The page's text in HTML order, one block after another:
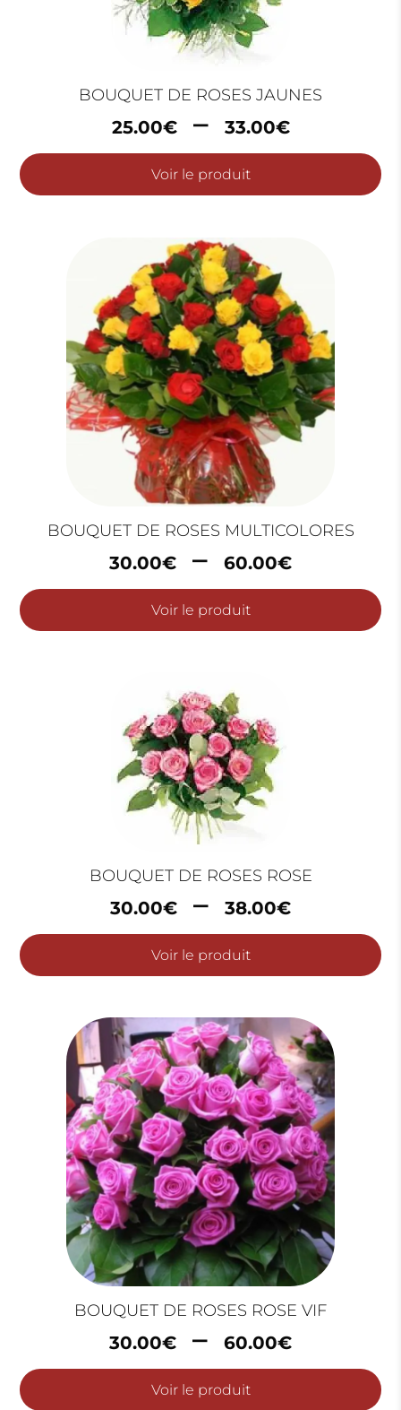
BOUQUET DE ROSES JAUNES
25.00€ – 33.00€Plage
de
25.00€
Voir le produit
BOUQUET DE ROSES MULTICOLORES
30.00€ – 60.00€Plage
de
30.00€
Voir le produit
BOUQUET DE ROSES ROSE
30.00€ – 38.00€Plage
de
30.00€
38.00€
Voir le produit
BOUQUET DE ROSES ROSE VIF
30.00€ – 60.00€Plage
de
Voir le produit